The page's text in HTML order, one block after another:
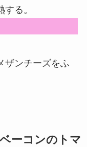
る。
ザンチーズをふ
ーコンのトマ